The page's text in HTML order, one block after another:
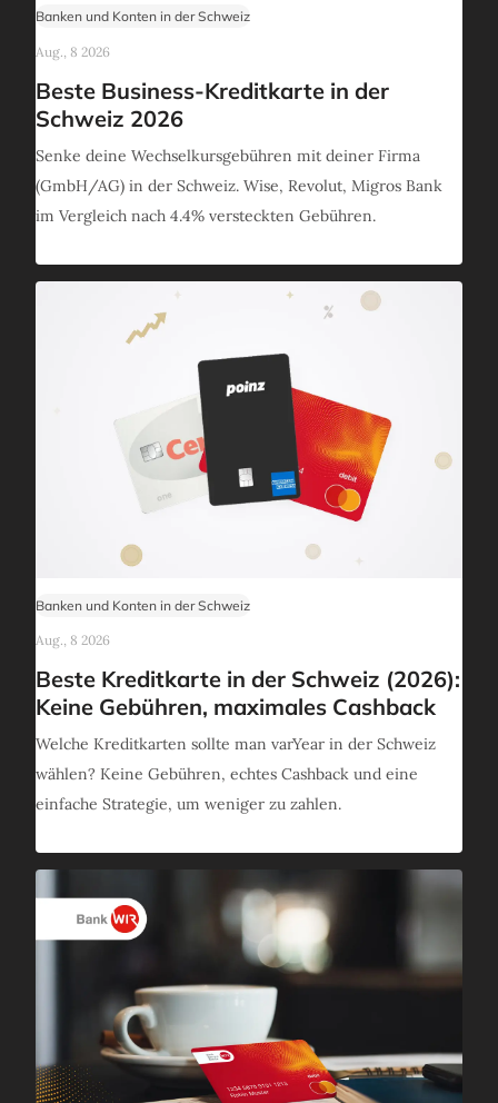
Banken und Konten in der Schweiz
Aug., 8 2026
Beste Business-Kreditkarte in der
Schweiz 2026
Senke deine Wechselkursgebühren mit deiner Firma
(GmbH/AG) in der Schweiz. Wise, Revolut, Migros Bank
im Vergleich nach 4.4% versteckten Gebühren.
Banken und Konten in der Schweiz
Aug., 8 2026
Beste Kreditkarte in der Schweiz (2026):
Keine Gebühren, maximales Cashback
Welche Kreditkarten sollte man varYear in der Schweiz
wählen? Keine Gebühren, echtes Cashback und eine
einfache Strategie, um weniger zu zahlen.